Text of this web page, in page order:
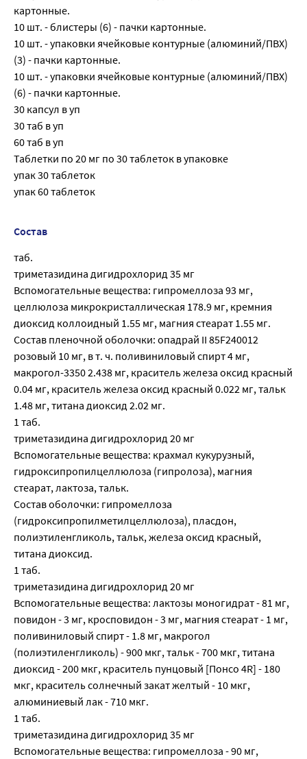
картонные.
10 шт. - блистеры (6) - пачки картонные.
10 шт. - упаковки ячейковые контурные (алюминий/ПВХ)
(3) - пачки картонные.
10 шт. - упаковки ячейковые контурные (алюминий/ПВХ)
(6) - пачки картонные.
30 капсул в уп
30 таб в уп
60 таб в уп
Таблетки по 20 мг по 30 таблеток в упаковке
упак 30 таблеток
упак 60 таблеток
Состав
таб.
триметазидина дигидрохлорид 35 мг
Вспомогательные вещества: гипромеллоза 93 мг,
целлюлоза микрокристаллическая 178.9 мг, кремния
диоксид коллоидный 1.55 мг, магния стеарат 1.55 мг.
Состав пленочной оболочки: опадрай II 85F240012
розовый 10 мг, в т. ч. поливиниловый спирт 4 мг,
макрогол-3350 2.438 мг, краситель железа оксид красный
0.04 мг, краситель железа оксид красный 0.022 мг, тальк
1.48 мг, титана диоксид 2.02 мг.
1 таб.
триметазидина дигидрохлорид 20 мг
Вспомогательные вещества: крахмал кукурузный,
гидроксипропилцеллюлоза (гипролоза), магния
стеарат, лактоза, тальк.
Состав оболочки: гипромеллоза
(гидроксипропилметилцеллюлоза), пласдон,
полиэтиленгликоль, тальк, железа оксид красный,
титана диоксид.
1 таб.
триметазидина дигидрохлорид 20 мг
Вспомогательные вещества: лактозы моногидрат - 81 мг,
повидон - 3 мг, кросповидон - 3 мг, магния стеарат - 1 мг,
поливиниловый спирт - 1.8 мг, макрогол
(полиэтиленгликоль) - 900 мкг, тальк - 700 мкг, титана
диоксид - 200 мкг, краситель пунцовый [Понсо 4R] - 180
мкг, краситель солнечный закат желтый - 10 мкг,
алюминиевый лак - 710 мкг.
1 таб.
триметазидина дигидрохлорид 35 мг
Вспомогательные вещества: гипромеллоза - 90 мг,